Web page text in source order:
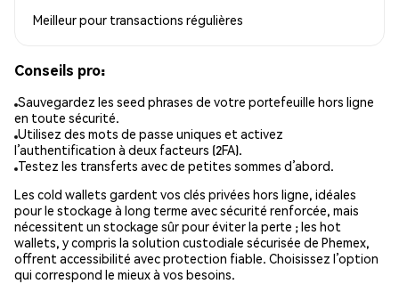
Meilleur pour transactions régulières
Conseils pro:
Sauvegardez les seed phrases de votre portefeuille hors ligne
en toute sécurité.
Utilisez des mots de passe uniques et activez
l’authentification à deux facteurs (2FA).
Testez les transferts avec de petites sommes d’abord.
Les cold wallets gardent vos clés privées hors ligne, idéales
pour le stockage à long terme avec sécurité renforcée, mais
nécessitent un stockage sûr pour éviter la perte ; les hot
wallets, y compris la solution custodiale sécurisée de Phemex,
offrent accessibilité avec protection fiable. Choisissez l’option
qui correspond le mieux à vos besoins.